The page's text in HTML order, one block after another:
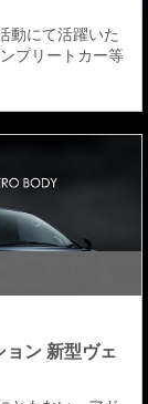
動にて活躍いた
プリートカー等
ドミレイショ
様、アドミレ
ご検討いただけ
。 ■５０プリウ
ョン 新型ヴェ